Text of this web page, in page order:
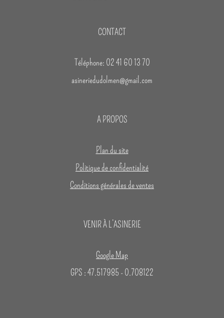
CONTACT
Téléphone: 02 41 60 13 70
asineriedudolmen@gmail.com
A PROPOS
Plan du site
Politique de confidentialité
Conditions générales de ventes
VENIR À L’ASINERIE
Google Map
GPS : 47.517985 - 0.708122